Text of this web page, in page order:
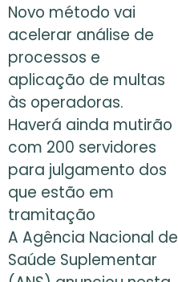
Novo método vai
acelerar análise de
processos e
aplicação de multas
às operadoras.
Haverá ainda mutirão
com 200 servidores
para julgamento dos
que estão em
tramitação
A Agência Nacional de
Saúde Suplementar